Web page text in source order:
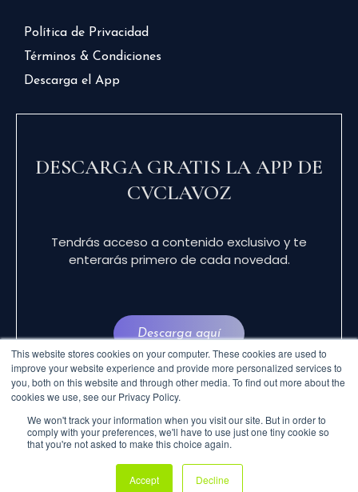
This website stores cookies on your computer. These cookies are used to
improve your website experience and provide more personalized services to
you, both on this website and through other media. To find out more about the
cookies we use, see our Privacy Policy.
We won't track your information when you visit our site. But in order to
comply with your preferences, we'll have to use just one tiny cookie so
that you're not asked to make this choice again.
Accept Decline
Política de Privacidad
Términos & Condiciones
Descarga el App
DESCARGA GRATIS LA APP DE
CVCLAVOZ
Tendrás acceso a contenido exclusivo y te
enterarás primero de cada novedad.
Descarga aquí
© 2024 CVCLAVOZ . TODOS LOS DERECHOS
RESERVADOS.